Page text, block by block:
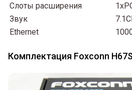
Слоты расширения
Звук
Ethernet
Комплектация Foxconn H67S